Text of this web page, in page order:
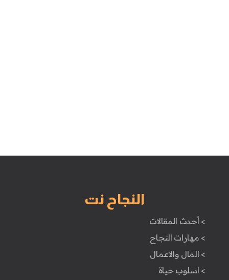
النجاح نت
> أحدث المقالات
> مهارات النجاح
> المال والأعمال
> اسلوب حياة